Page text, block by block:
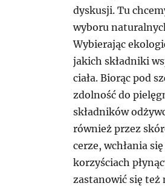
dyskusji. Tu
wyboru
Wybierając
jakich składniki
ciała. Biorąc pod
zdolność do
składników
również przez
cerze, wchłania
korzyściach
zastanowić się